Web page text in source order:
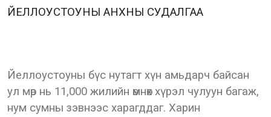
ЙЕЛЛОУСТОУНЫ АНХНЫ СУДАЛГАА
Йеллоустоуны бүс нутагт хүн амьдарч байсан
ул мөр нь 11,000 жилийн өмнөх хүрэл чулуун багаж,
нум сумны зэвнээс харагддаг. Харин